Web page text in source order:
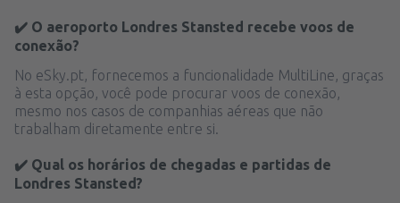
✔️ O aeroporto Londres Stansted recebe voos de
conexão?
No eSky.pt, fornecemos a funcionalidade MultiLine, graças
à esta opção, você pode procurar voos de conexão,
mesmo nos casos de companhias aéreas que não
trabalham diretamente entre si.
✔️ Qual os horários de chegadas e partidas de
Londres Stansted?